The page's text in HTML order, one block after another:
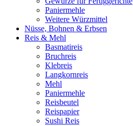
Paniermehle
Weitere Würzmittel
Nüsse, Bohnen & Erbsen
Reis & Mehl
Basmatireis
Bruchreis
Klebreis
Langkornreis
Mehl
Paniermehle
Reisbeutel
Reispapier
Sushi Reis